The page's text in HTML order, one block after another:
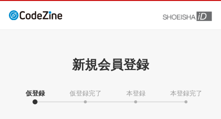
新規会員登録
仮登録 仮登録完了 本登録 本登録完了